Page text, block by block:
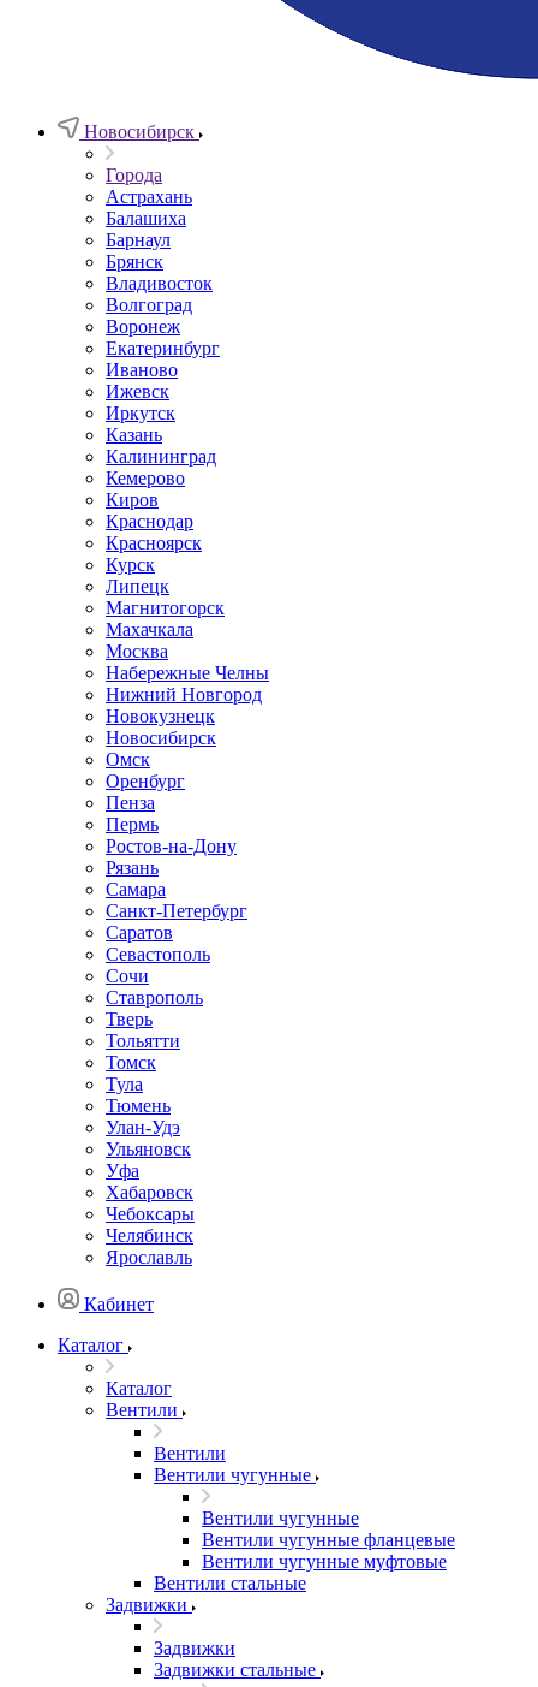
Новосибирск
Города
Астрахань
Балашиха
Барнаул
Брянск
Владивосток
Волгоград
Воронеж
Екатеринбург
Иваново
Ижевск
Иркутск
Казань
Калининград
Кемерово
Киров
Краснодар
Красноярск
Курск
Липецк
Магнитогорск
Махачкала
Москва
Набережные Челны
Нижний Новгород
Новокузнецк
Новосибирск
Омск
Оренбург
Пенза
Пермь
Ростов-на-Дону
Рязань
Самара
Санкт-Петербург
Саратов
Севастополь
Сочи
Ставрополь
Тверь
Тольятти
Томск
Тула
Тюмень
Улан-Удэ
Ульяновск
Уфа
Хабаровск
Чебоксары
Челябинск
Ярославль
Кабинет
Каталог
Каталог
Вентили
Вентили
Вентили чугунные
Вентили чугунные
Вентили чугунные фланцевые
Вентили чугунные муфтовые
Вентили стальные
Задвижки
Задвижки
Задвижки стальные